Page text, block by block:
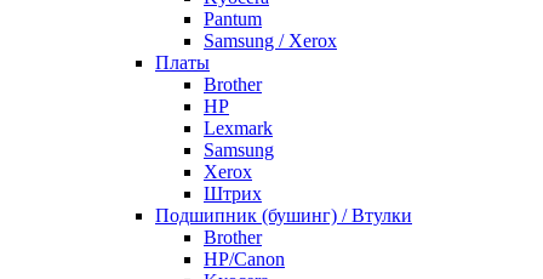
Pantum
Samsung / Xerox
Платы
Brother
HP
Lexmark
Samsung
Xerox
Штрих
Подшипник (бушинг) / Втулки
Brother
HP/Canon